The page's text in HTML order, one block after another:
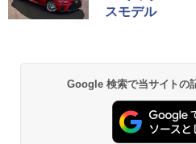
スモデル
Google 検索で当サイトの